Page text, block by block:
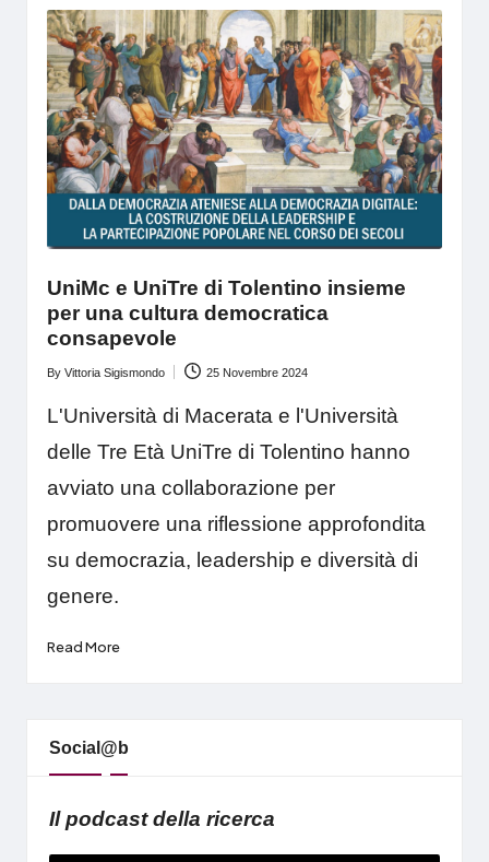
UniMc e UniTre di Tolentino insieme
per una cultura democratica
consapevole
Posted
By Vittoria Sigismondo 25 Novembre 2024
L'Università di Macerata e l'Università
delle Tre Età UniTre di Tolentino hanno
avviato una collaborazione per
promuovere una riflessione approfondita
su democrazia, leadership e diversità di
genere.
Read More
Social@b
Il podcast della ricerca